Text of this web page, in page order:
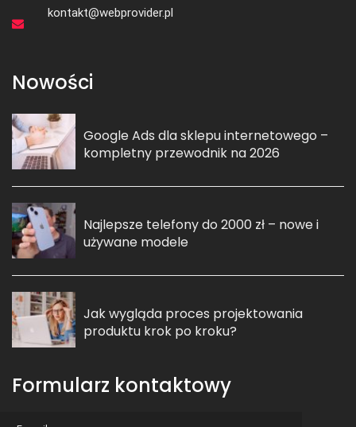
kontakt@webprovider.pl
Nowości
Google Ads dla sklepu internetowego –
kompletny przewodnik na 2026
Najlepsze telefony do 2000 zł – nowe i
używane modele
Jak wygląda proces projektowania
produktu krok po kroku?
Formularz kontaktowy